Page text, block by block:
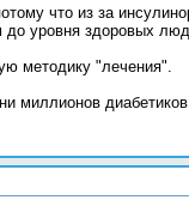
что из за
до уровня здоровых
методику "лечения".
миллионов